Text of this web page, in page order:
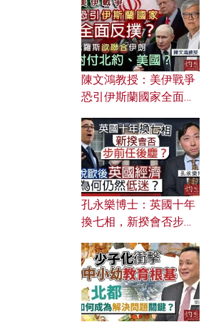
文之美？ 日常寫作如何
應用？
陳文鴻教授：美伊戰爭
恐引伊斯蘭國家全面反
對付北約美國？
孔永樂博士：英國十年
換七相，新揆會否步前
濟為何仍然低迷？